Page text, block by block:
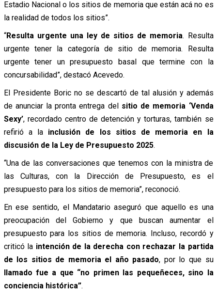
Estadio Nacional o los sitios de memoria que están acá no es
la realidad de todos los sitios”.
“Resulta urgente una ley de sitios de memoria. Resulta
urgente tener la categoría de sitio de memoria. Resulta
urgente tener un presupuesto basal que termine con la
concursabilidad”, destacó Acevedo.
El Presidente Boric no se descartó de tal alusión y además
de anunciar la pronta entrega del sitio de memoria ‘Venda
Sexy’, recordado centro de detención y torturas, también se
refirió a la inclusión de los sitios de memoria en la
discusión de la Ley de Presupuesto 2025.
“Una de las conversaciones que tenemos con la ministra de
las Culturas, con la Dirección de Presupuesto, es el
presupuesto para los sitios de memoria”, reconoció.
En ese sentido, el Mandatario aseguró que aquello es una
preocupación del Gobierno y que buscan aumentar el
presupuesto para los sitios de memoria. Incluso, recordó y
criticó la intención de la derecha con rechazar la partida
de los sitios de memoria el año pasado, por lo que su
llamado fue a que “no primen las pequeñeces, sino la
conciencia histórica”.